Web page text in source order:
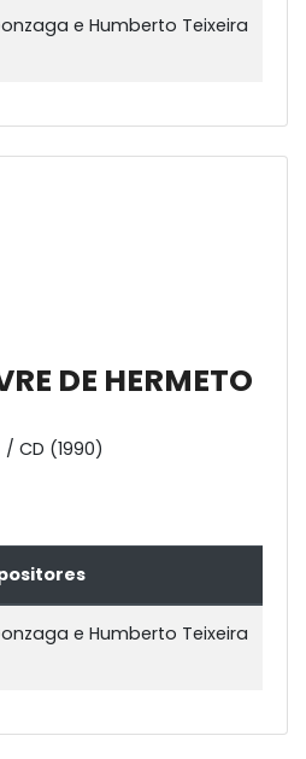
e Humberto Teixeira
DE HERMETO
/ CD (1990)
e Humberto Teixeira